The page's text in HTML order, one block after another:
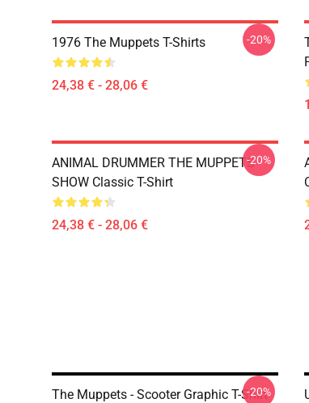
1976 The Muppets T-Shirts
24,38 € - 28,06 €
-20%
ANIMAL DRUMMER THE MUPPETS
SHOW Classic T-Shirt
24,38 € - 28,06 €
-20%
The Muppets - Scooter Graphic T-Shirt
-20%